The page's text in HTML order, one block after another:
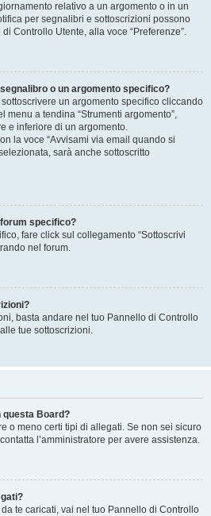
relativo a un argomento o in un
per segnalibri e sottoscrizioni possono
Controllo Utente, alla voce “Preferenze”.
o un argomento specifico?
un argomento specifico cliccando
menu a tendina “Strumenti argomento”,
e inferiore di un argomento.
la voce “Avvisami via email quando si
sarà anche sottoscritto
specifico?
fare click sul collegamento “Sottoscrivi
nel forum.
basta andare nel tuo Pannello di Controllo
tue sottoscrizioni.
questa Board?
o meno certi tipi di allegati. Se non sei sicuro
l’amministratore per avere assistenza.
te caricati, vai nel tuo Pannello di Controllo